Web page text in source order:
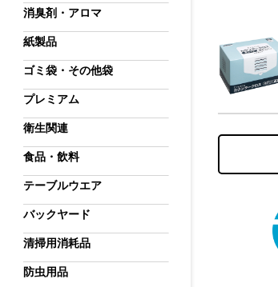
消臭剤・アロマ
紙製品
ゴミ袋・その他袋
プレミアム
衛生関連
食品・飲料
テーブルウエア
バックヤード
清掃用消耗品
防虫用品